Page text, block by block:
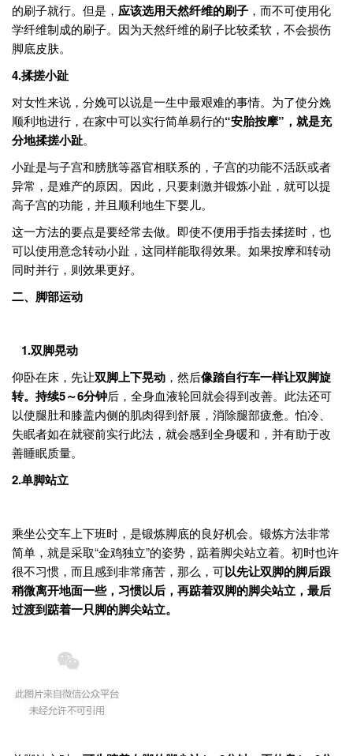
的刷子就行。但是， 应该选用天然纤维的刷子 ，而不可使用化
学纤维制成的刷子。因为天然纤维的刷子比较柔软，不会损伤
脚底皮肤。
4.揉搓小趾
对女性来说，分娩可以说是一生中最艰难的事情。为了使分娩
顺利地进行，在家中可以实行简单易行的“安胎按摩”，就是充
分地揉搓小趾。
小趾是与子宫和膀胱等器官相联系的，子宫的功能不活跃或者
异常，是难产的原因。因此，只要刺激并锻炼小趾，就可以提
高子宫的功能，并且顺利地生下婴儿。
这一方法的要点是要经常去做。即使不便用手指去揉搓时，也
可以使用意念转动小趾，这同样能取得效果。如果按摩和转动
同时并行，则效果更好。
二、脚部运动
1.双脚晃动
仰卧在床，先让双脚上下晃动 ，然后像踏自行车一样让双脚旋
转。持续5～6分钟后，全身血液轮回就会得到改善。此法还可
以使腿肚和膝盖内侧的肌肉得到舒展，消除腿部疲惫。怕冷、
失眠者如在就寝前实行此法，就会感到全身暖和，并有助于改
善睡眠质量。
2.单脚站立
乘坐公交车上下班时，是锻炼脚底的良好机会。锻炼方法非常
简单，就是采取“金鸡独立”的姿势，踮着脚尖站立着。初时也许
很不习惯，而且感到非常痛苦，那么，可以先让双脚的脚后跟
稍微离开地面一些，习惯以后，再踮着双脚的脚尖站立，最后
过渡到踮着一只脚的脚尖站立。